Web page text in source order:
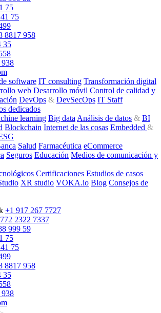
75
75
8817 958
35
software IT consulting Transformación digital
web Desarrollo móvil Control de calidad y
DevOps & DevSecOps IT Staff
dedicados
learning Big data Análisis de datos & BI
Blockchain Internet de las cosas Embedded &
Salud Farmacéutica eCommerce
Seguros Educación Medios de comunicación y
Certificaciones Estudios de casos
XR studio VOKA.io Blog Consejos de
+1 917 267 7727
2322 7337
999 59
75
75
8817 958
35